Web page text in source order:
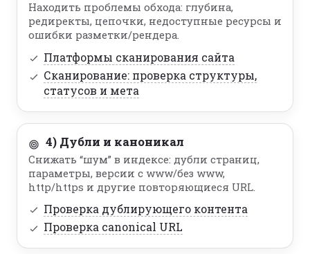
Находить проблемы обхода: глубина,
редиректы, цепочки, недоступные ресурсы и
ошибки разметки/рендера.
Платформы сканирования сайта
Сканирование: проверка структуры,
статусов и мета
4) Дубли и каноникал
Снижать “шум” в индексе: дубли страниц,
параметры, версии с www/без www,
http/https и другие повторяющиеся URL.
Проверка дублирующего контента
Проверка canonical URL